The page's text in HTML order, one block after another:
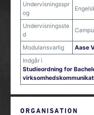
Undervisningsspr
og
Undervisningsste
d
Modulansvarlig
Aase
Indgår i
Studieordning for
ORGANISATION